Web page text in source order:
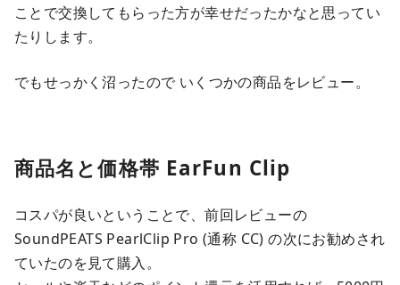
ことで交換してもらった方が幸せだったかなと思ってい
たりします。
でもせっかく沼ったので いくつかの商品をレビュー。
商品名と価格帯 EarFun Clip
コスパが良いということで、前回レビューの
SoundPEATS PearlClip Pro (通称 CC) の次にお勧めされ
ていたのを見て購入。